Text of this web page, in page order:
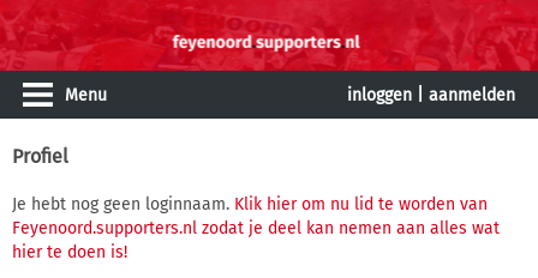
Menu inloggen aanmelden
Profiel
Je hebt nog geen loginnaam. Klik hier om nu lid te worden van
Feyenoord.supporters.nl zodat je deel kan nemen aan alles wat
hier te doen is!